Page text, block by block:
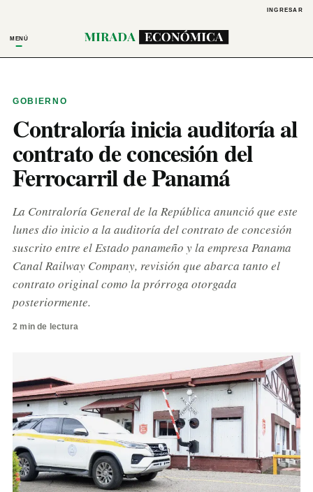
INGRESAR
MENÚ
GOBIERNO
Contraloría inicia auditoría al
contrato de concesión del
Ferrocarril de Panamá
La Contraloría General de la República anunció que este
lunes dio inicio a la auditoría del contrato de concesión
suscrito entre el Estado panameño y la empresa Panama
Canal Railway Company, revisión que abarca tanto el
contrato original como la prórroga otorgada
posteriormente.
2 min de lectura